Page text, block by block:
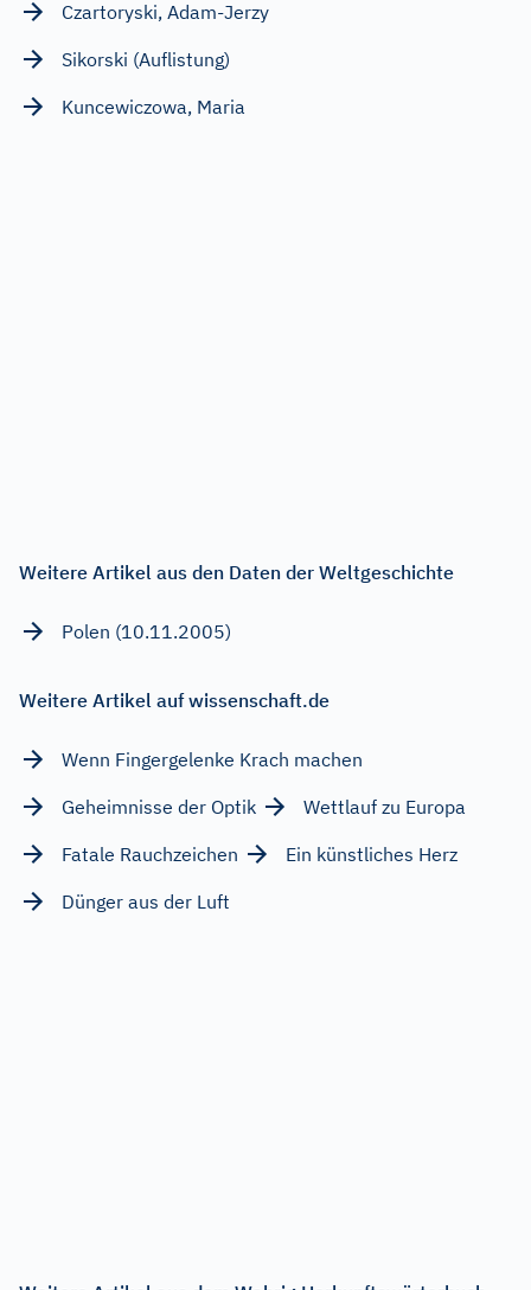
Czartoryski, Adam-Jerzy
Sikorski (Auflistung)
Kuncewiczowa, Maria
Weitere Artikel aus den Daten der Weltgeschichte
Polen (10.11.2005)
Weitere Artikel auf wissenschaft.de
Wenn Fingergelenke Krach machen
Geheimnisse der Optik
Wettlauf zu Europa
Fatale Rauchzeichen
Ein künstliches Herz
Dünger aus der Luft